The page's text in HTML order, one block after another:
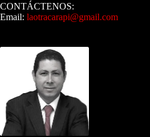
CONTÁCTENOS:
Email: laotracarapi@gmail.com